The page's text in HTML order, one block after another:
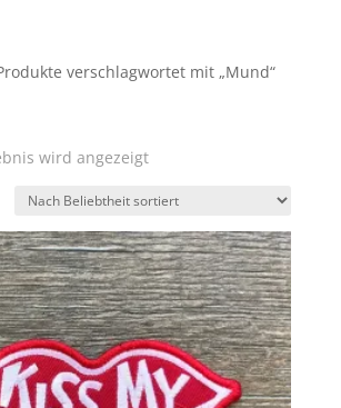
verschlagwortet mit „Mund“
wird angezeigt